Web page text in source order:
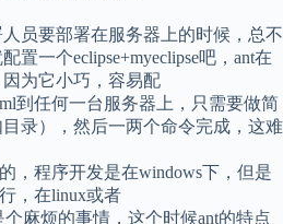
员要部署在服务器上的时候，总不
置一个eclipse+myeclipse吧，ant在
为它小巧，容易配
到任何一台服务器上，只需要做简
录），然后一两个命令完成，这难
，程序开发是在windows下，但是
，在linux或者
麻烦的事情，这个时候ant的特点